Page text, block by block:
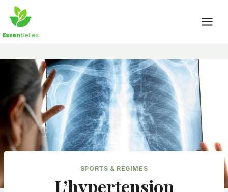
Skip
content
SPORTS & RÉGIMES
L’hypertension